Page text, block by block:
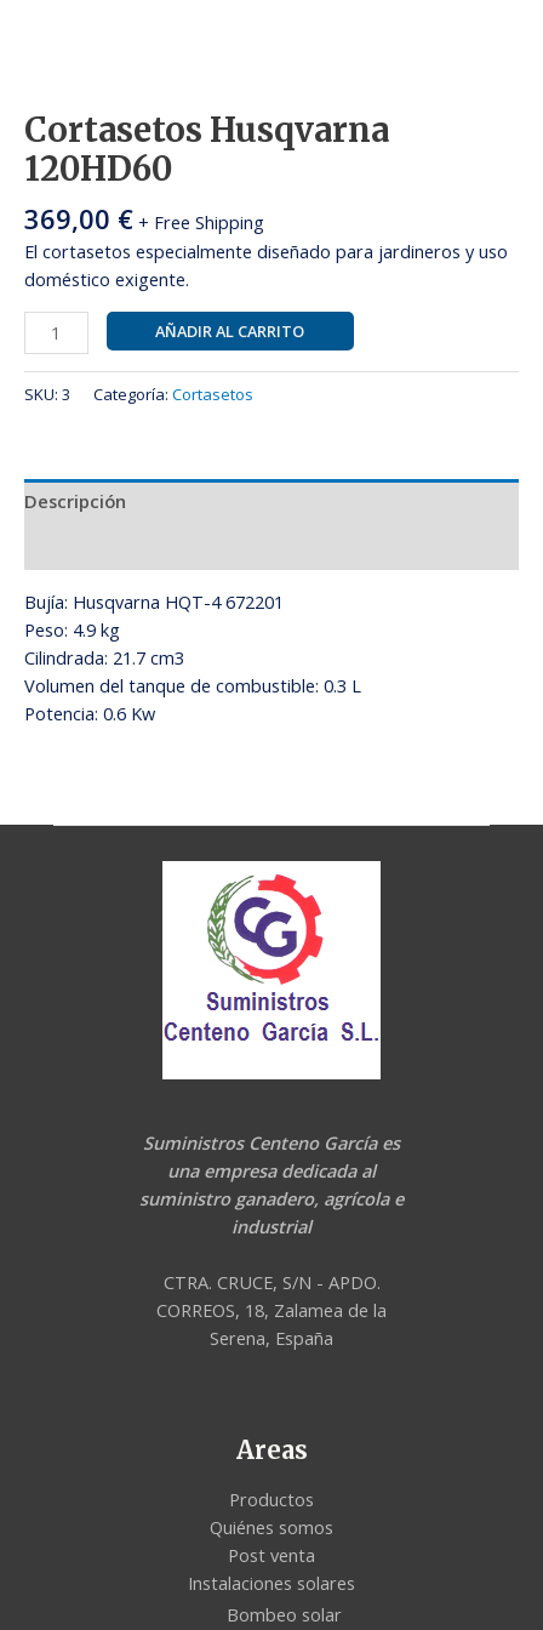
Cortasetos Husqvarna
120HD60
369,00 € + Free Shipping
El cortasetos especialmente diseñado para jardineros y uso
doméstico exigente.
AÑADIR AL CARRITO
SKU: 3 Categoría: Cortasetos
Descripción
Bujía: Husqvarna HQT-4 672201
Peso: 4.9 kg
Cilindrada: 21.7 cm3
Volumen del tanque de combustible: 0.3 L
Potencia: 0.6 Kw
Suministros Centeno García es
una empresa dedicada al
suministro ganadero, agrícola e
industrial
CTRA. CRUCE, S/N - APDO.
CORREOS, 18, Zalamea de la
Serena, España
Areas
Productos
Quiénes somos
Post venta
Instalaciones solares
Bombeo solar